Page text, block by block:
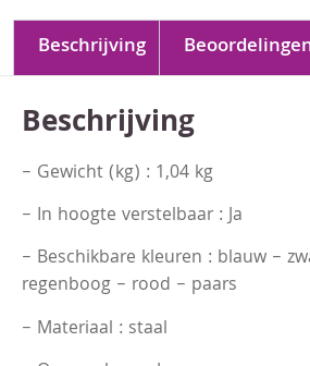
Beschrijving
Beschrijving
– Gewicht (kg) : 1,04 kg
– In hoogte verstelbaar : Ja
– Beschikbare kleuren : blauw –
regenboog – rood – paars
– Materiaal : staal